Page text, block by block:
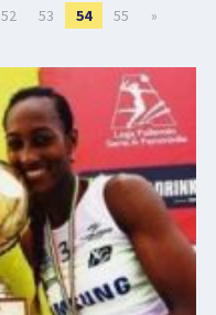
52 53 54 55 »